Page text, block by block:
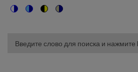
themethemevisibility
theme
Поиск